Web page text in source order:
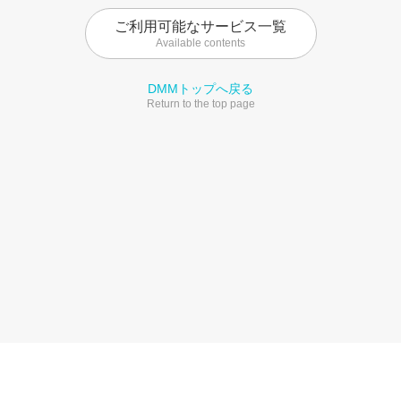
ご利用可能なサービス一覧
Available contents
DMMトップへ戻る
Return to the top page